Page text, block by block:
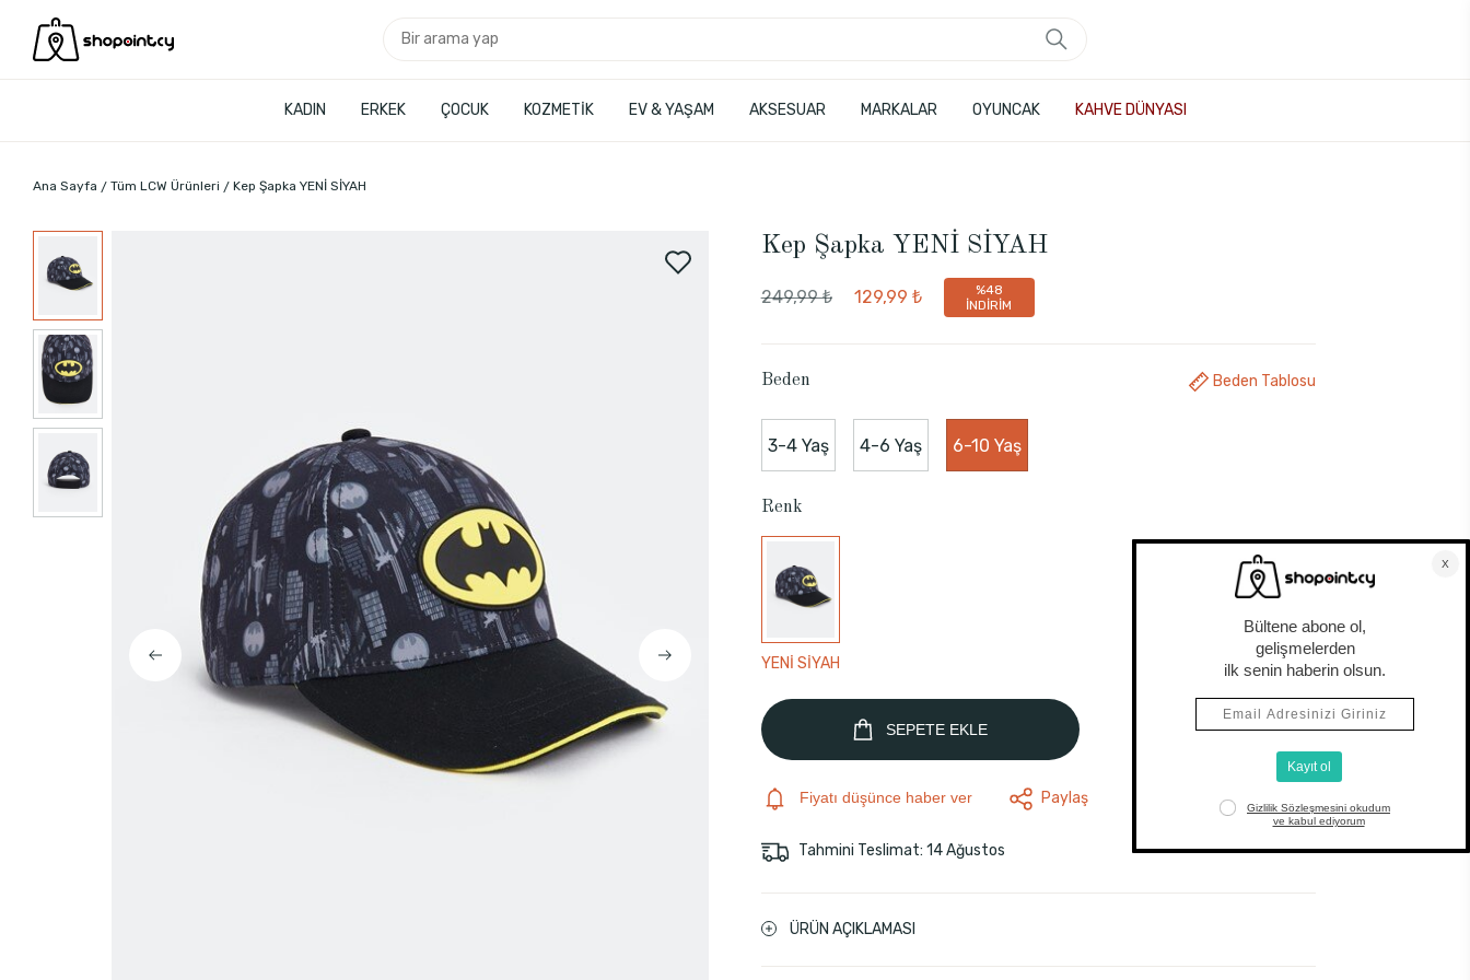
KADIN ERKEK ÇOCUK KOZMETİK EV & YAŞAM AKSESUAR MARKALAR OYUNCAK KAHVE DÜNYASI
Ana Sayfa Tüm LCW Ürünleri Kep Şapka YENİ SİYAH
Kep Şapka YENİ SİYAH
249,99 ₺ 129,99 ₺
%48
İNDİRİM
Beden Beden Tablosu
3-4 Yaş 4-6 Yaş 6-10 Yaş
Renk
YENİ SİYAH
SEPETE EKLE
Fiyatı düşünce haber ver Paylaş
Tahmini Teslimat: 14 Ağustos
ÜRÜN AÇIKLAMASI